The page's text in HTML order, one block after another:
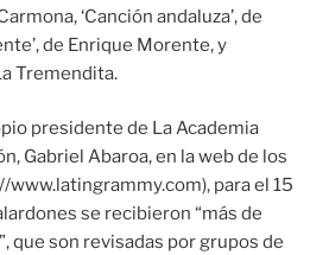
‘Canción andaluza’, de
de Enrique Morente, y
Tremendita.
presidente de La Academia
Gabriel Abaroa, en la web de los
www.latingrammy.com), para el 15
se recibieron “más de
que son revisadas por grupos de